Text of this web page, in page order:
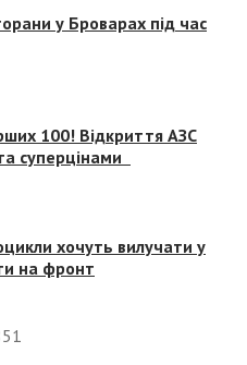
у Броварах під час
100! Відкриття АЗС
суперцінами
хочуть вилучати у
на фронт